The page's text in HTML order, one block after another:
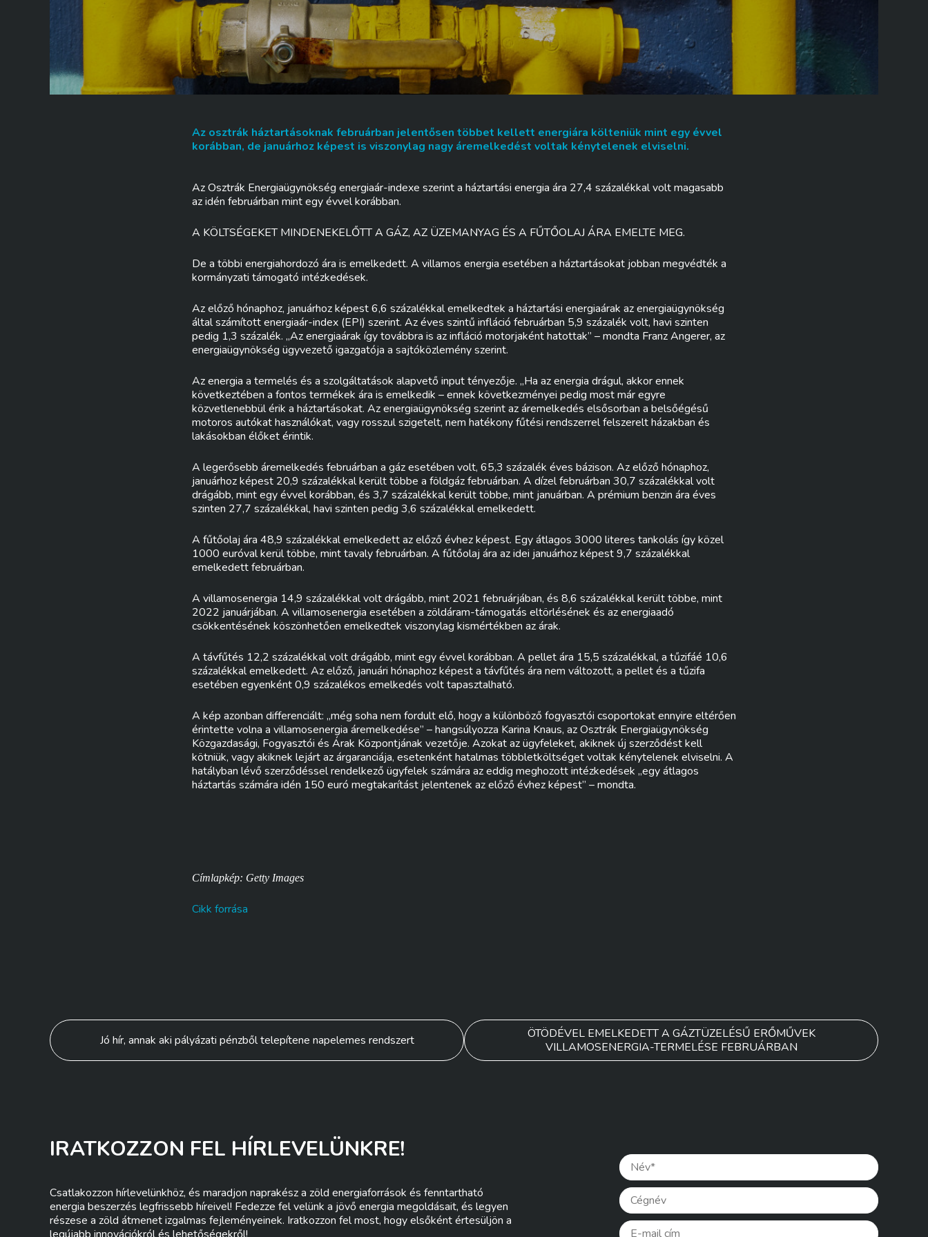
Az osztrák háztartásoknak februárban jelentősen többet kellett energiára költeniük mint egy évvel
korábban, de januárhoz képest is viszonylag nagy áremelkedést voltak kénytelenek elviselni.
Az Osztrák Energiaügynökség energiaár-indexe szerint a háztartási energia ára 27,4 százalékkal volt magasabb
az idén februárban mint egy évvel korábban.
A KÖLTSÉGEKET MINDENEKELŐTT A GÁZ, AZ ÜZEMANYAG ÉS A FŰTŐOLAJ ÁRA EMELTE MEG.
De a többi energiahordozó ára is emelkedett. A villamos energia esetében a háztartásokat jobban megvédték a
kormányzati támogató intézkedések.
Az előző hónaphoz, januárhoz képest 6,6 százalékkal emelkedtek a háztartási energiaárak az energiaügynökség
által számított energiaár-index (EPI) szerint. Az éves szintű infláció februárban 5,9 százalék volt, havi szinten
pedig 1,3 százalék. „Az energiaárak így továbbra is az infláció motorjaként hatottak” – mondta Franz Angerer, az
energiaügynökség ügyvezető igazgatója a sajtóközlemény szerint.
Az energia a termelés és a szolgáltatások alapvető input tényezője. „Ha az energia drágul, akkor ennek
következtében a fontos termékek ára is emelkedik – ennek következményei pedig most már egyre
közvetlenebbül érik a háztartásokat. Az energiaügynökség szerint az áremelkedés elsősorban a belsőégésű
motoros autókat használókat, vagy rosszul szigetelt, nem hatékony fűtési rendszerrel felszerelt házakban és
lakásokban élőket érintik.
A legerősebb áremelkedés februárban a gáz esetében volt, 65,3 százalék éves bázison. Az előző hónaphoz,
januárhoz képest 20,9 százalékkal került többe a földgáz februárban. A dízel februárban 30,7 százalékkal volt
drágább, mint egy évvel korábban, és 3,7 százalékkal került többe, mint januárban. A prémium benzin ára éves
szinten 27,7 százalékkal, havi szinten pedig 3,6 százalékkal emelkedett.
A fűtőolaj ára 48,9 százalékkal emelkedett az előző évhez képest. Egy átlagos 3000 literes tankolás így közel
1000 euróval kerül többe, mint tavaly februárban. A fűtőolaj ára az idei januárhoz képest 9,7 százalékkal
emelkedett februárban.
A villamosenergia 14,9 százalékkal volt drágább, mint 2021 februárjában, és 8,6 százalékkal került többe, mint
2022 januárjában. A villamosenergia esetében a zöldáram-támogatás eltörlésének és az energiaadó
csökkentésének köszönhetően emelkedtek viszonylag kismértékben az árak.
A távfűtés 12,2 százalékkal volt drágább, mint egy évvel korábban. A pellet ára 15,5 százalékkal, a tűzifáé 10,6
százalékkal emelkedett. Az előző, januári hónaphoz képest a távfűtés ára nem változott, a pellet és a tűzifa
esetében egyenként 0,9 százalékos emelkedés volt tapasztalható.
A kép azonban differenciált: „még soha nem fordult elő, hogy a különböző fogyasztói csoportokat ennyire eltérően
érintette volna a villamosenergia áremelkedése” – hangsúlyozza Karina Knaus, az Osztrák Energiaügynökség
Közgazdasági, Fogyasztói és Árak Központjának vezetője. Azokat az ügyfeleket, akiknek új szerződést kell
kötniük, vagy akiknek lejárt az árgaranciája, esetenként hatalmas többletköltséget voltak kénytelenek elviselni. A
hatályban lévő szerződéssel rendelkező ügyfelek számára az eddig meghozott intézkedések „egy átlagos
háztartás számára idén 150 euró megtakarítást jelentenek az előző évhez képest” – mondta.
Címlapkép: Getty Images
Cikk forrása
Bejegyzés
navigáció
Jó hír, annak aki pályázati pénzből telepítene napelemes rendszert
ÖTÖDÉVEL EMELKEDETT A GÁZTÜZELÉSŰ ERŐMŰVEK
VILLAMOSENERGIA-TERMELÉSE FEBRUÁRBAN
IRATKOZZON FEL HÍRLEVELÜNKRE!
Csatlakozzon hírlevelünkhöz, és maradjon naprakész a zöld energiaforrások és fenntartható
energia beszerzés legfrissebb híreivel! Fedezze fel velünk a jövő energia megoldásait, és legyen
részese a zöld átmenet izgalmas fejleményeinek. Iratkozzon fel most, hogy elsőként értesüljön a
Please